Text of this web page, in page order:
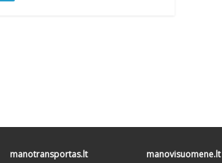
manotransportas.lt manovisuomene.lt